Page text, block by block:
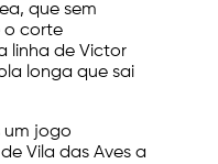
que sem
o corte
linha de Victor
longa que sai
um jogo
Vila das Aves a